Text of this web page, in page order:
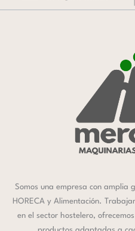
Somos una empresa con amplia
HORECA y Alimentación.
en el sector hostelero,